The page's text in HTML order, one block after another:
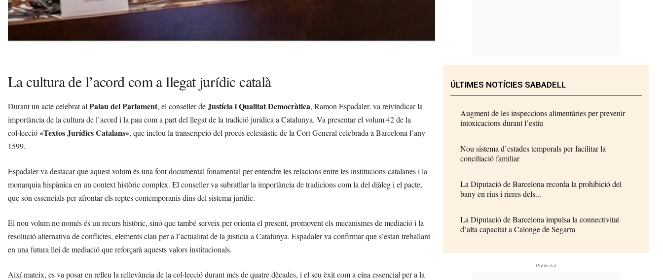
La cultura de l’acord com a llegat jurídic català
Durant un acte celebrat al Palau del Parlament, el conseller deJustícia i Qualitat Democràtica, Ramon Espadaler, va reivindicar la
importància de la cultura de l’acord i la pau com a part del llegat de la tradició jurídica a Catalunya. Va presentar el volum 42 de la
col·lecció«Textos Jurídics Catalans», que inclou la transcripció del procés eclesiàstic de la Cort General celebrada a Barcelona l’any
1599.
Espadaler va destacar que aquest volum és una font documental fonamental per entendre les relacions entre les institucions catalanes i la
monarquia hispànica en un context històric complex. El conseller va subratllar la importància de tradicions com la del diàleg i el pacte,
que són essencials per afrontar els reptes contemporanis dins del sistema jurídic.
El nou volum no només és un recurs històric, sinó que també serveix per orienta el present, promovent els mecanismes de mediació i la
resolució alternativa de conflictes, elements clau per a l’actualitat de la justícia a Catalunya. Espadaler va confirmar que s’estan treballant
en una futura llei de mediació que reforçarà aquests valors institucionals.
Així mateix, es va posar en relleu la rellevància de la col·lecció durant més de quatre dècades, i el seu èxit com a eina essencial per a la
ÚLTIMES NOTÍCIES SABADELL
Augment de les inspeccions alimentàries per prevenir
intoxicacions durant l’estiu
Nou sistema d’estades temporals per facilitar la
conciliació familiar
La Diputació de Barcelona recorda la prohibició del
bany en rius i rieres dels...
La Diputació de Barcelona impulsa la connectivitat
d’alta capacitat a Calonge de Segarra
- Publicitat -